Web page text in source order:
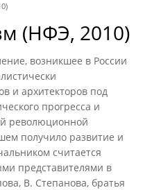
(НФЭ, 2010)
возникшее в России
и архитекторов под
прогресса и
революционной
получило развитие и
считается
представителями в
В. Степанова, братья